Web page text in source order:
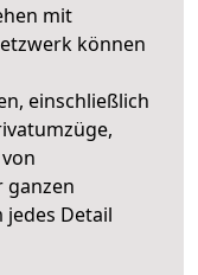
mit
können
einschließlich
ganzen
Detail